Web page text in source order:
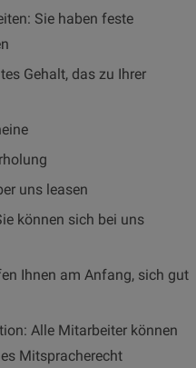
Sie haben feste
Gehalt, das zu Ihrer
uns leasen
können sich bei uns
Ihnen am Anfang, sich gut
Alle Mitarbeiter können
Mitspracherecht